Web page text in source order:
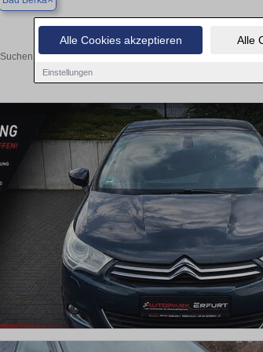
Alle Cookies akzeptieren Alle
Einstellungen
Finden Sie in
Suchen Sie in Bad Berka einen Citroën C4